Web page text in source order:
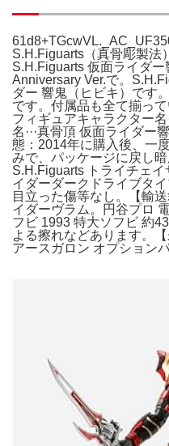
S.H.Figuarts（真骨彫製法
S.H.Figuarts 仮面ライダ
Anniversary Ver.で。
ダー 響鬼（ヒビキ）です
です。付属品も全て揃っ
フィギュアキャラクター名
名···真骨頂 仮面ライダー
態：2014年に購入後、一
みで、パッケージに戻し暗
S.H.Figuarts トライチェ
イダーダークドライブタ
目立った傷等なし。【輸
イダーヴラム。円谷プロ
フビ 1993 特大ソフビ 約
よる擦れなどあります。
アースガロン オプション